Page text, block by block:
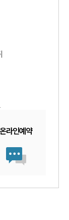
온라인예약